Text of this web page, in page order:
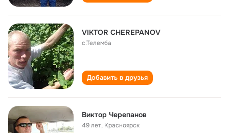
VIKTOR CHEREPANOV
с.Телемба
Добавить в друзья
Виктор Черепанов
49 лет, Красноярск